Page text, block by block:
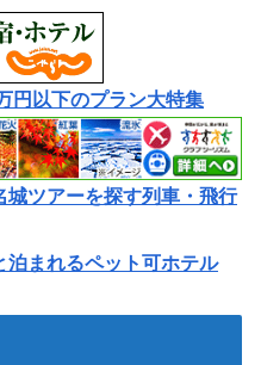
円以下のプラン大特集
ツアーを探す列車・飛行
泊まれるペット可ホテル